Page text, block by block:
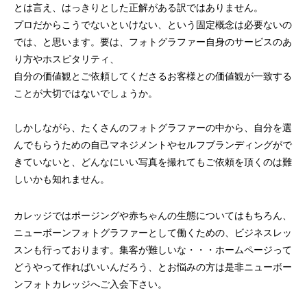
とは言え、はっきりとした正解がある訳ではありません。
プロだからこうでないといけない、という固定概念は必要ないの
では、と思います。要は、フォトグラファー自身のサービスのあ
り方やホスピタリティ、
自分の価値観とご依頼してくださるお客様との価値観が一致する
ことが大切ではないでしょうか。
しかしながら、たくさんのフォトグラファーの中から、自分を選
んでもらうための自己マネジメントやセルフブランディングがで
きていないと、どんなにいい写真を撮れてもご依頼を頂くのは難
しいかも知れません。
カレッジではポージングや赤ちゃんの生態についてはもちろん、
ニューボーンフォトグラファーとして働くための、ビジネスレッ
スンも行っております。集客が難しいな・・・ホームページって
どうやって作ればいいんだろう、とお悩みの方は是非ニューボー
ンフォトカレッジへご入会下さい。